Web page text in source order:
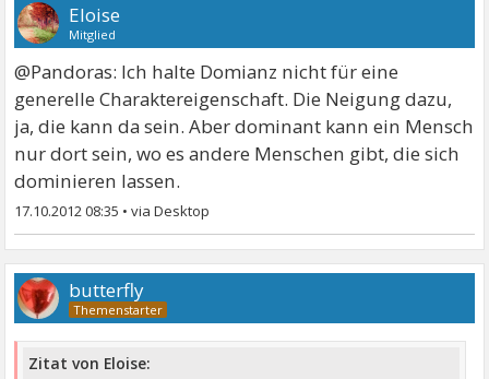
Eloise
Mitglied
@Pandoras: Ich halte Domianz nicht für eine
generelle Charaktereigenschaft. Die Neigung dazu,
ja, die kann da sein. Aber dominant kann ein Mensch
nur dort sein, wo es andere Menschen gibt, die sich
dominieren lassen.
17.10.2012 08:35 •
butterfly
Zitat von Eloise: